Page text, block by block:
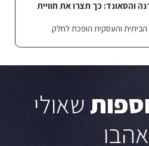
והסאונד: כך תצרו את חוויית
הביתית והעסקית הופכת לחלק
שאולי